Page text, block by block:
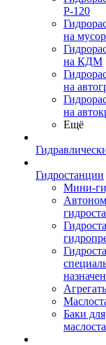
Р-120
на
на КДМ
на
на
Ещё
Гидростанции
Мини-
Баки для